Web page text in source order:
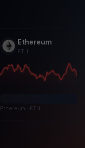
Ethereum
ETH
Ethereum · ETH